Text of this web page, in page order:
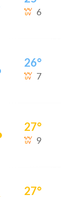
6
26°
7
27°
9
27°